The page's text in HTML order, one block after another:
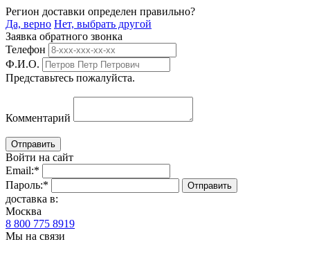
Регион доставки определен правильно?
Да, верно Нет, выбрать другой
Заявка обратного звонка
Телефон
Ф.И.О.
Представьтесь пожалуйста.
Комментарий
Войти на сайт
Email:*
Пароль:*
доставка в:
Москва
8 800 775 8919
Мы на связи